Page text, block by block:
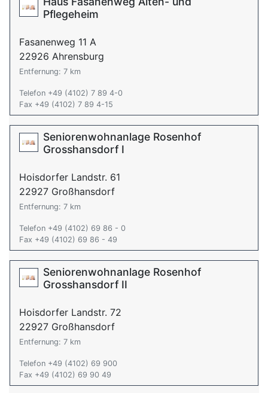
Pflegeheim
Fasanenweg 11 A
22926 Ahrensburg
Entfernung: 7 km
Telefon +49 (4102) 7 89 4-0
Fax +49 (4102) 7 89 4-15
Seniorenwohnanlage Rosenhof
Grosshansdorf I
Hoisdorfer Landstr. 61
22927 Großhansdorf
Entfernung: 7 km
Telefon +49 (4102) 69 86 - 0
Fax +49 (4102) 69 86 - 49
Seniorenwohnanlage Rosenhof
Grosshansdorf II
Hoisdorfer Landstr. 72
22927 Großhansdorf
Entfernung: 7 km
Telefon +49 (4102) 69 900
Fax +49 (4102) 69 90 49